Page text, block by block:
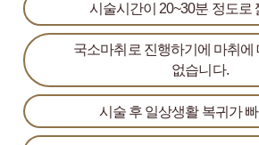
시술시간이 20~30분 정도로
국소마취로 진행하기에 마취에
없습니다.
시술 후 일상생활 복귀가